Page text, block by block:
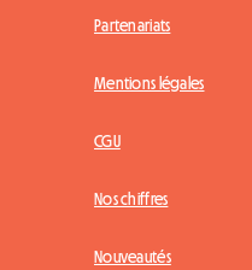
Partenariats
Mentions légales
CGU
Nos chiffres
Nouveautés